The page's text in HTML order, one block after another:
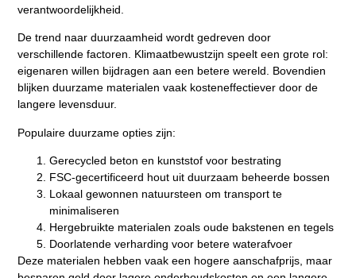
verantwoordelijkheid.
De trend naar duurzaamheid wordt gedreven door
verschillende factoren. Klimaatbewustzijn speelt een grote rol:
eigenaren willen bijdragen aan een betere wereld. Bovendien
blijken duurzame materialen vaak kosteneffectiever door de
langere levensduur.
Populaire duurzame opties zijn:
Gerecycled beton en kunststof voor bestrating
FSC-gecertificeerd hout uit duurzaam beheerde bossen
Lokaal gewonnen natuursteen om transport te
minimaliseren
Hergebruikte materialen zoals oude bakstenen en tegels
Doorlatende verharding voor betere waterafvoer
Deze materialen hebben vaak een hogere aanschafprijs, maar